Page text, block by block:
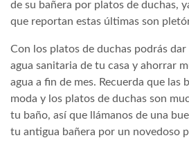
de su bañera por platos de duchas,
que reportan estas últimas son
Con los platos de duchas podrás dar
agua sanitaria de tu casa y ahorrar
agua a fin de mes. Recuerda que las
moda y los platos de duchas son
tu baño, así que llámanos de una
tu antigua bañera por un novedoso